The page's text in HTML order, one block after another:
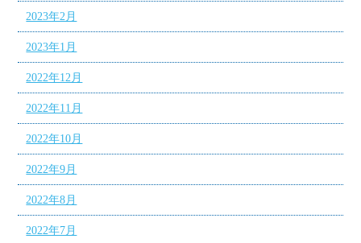
2023年2月
2023年1月
2022年12月
2022年11月
2022年10月
2022年9月
2022年8月
2022年7月